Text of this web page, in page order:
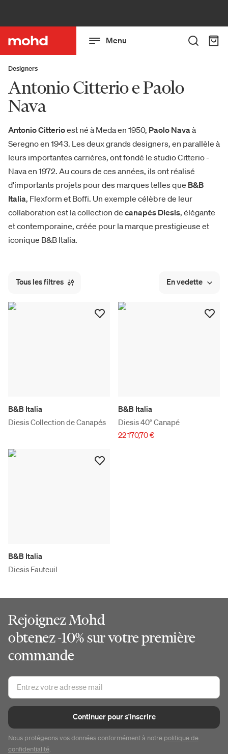
Menu
Designers
Antonio Citterio e Paolo
Nava
Antonio Citterioest né à Meda en 1950, Paolo Navaà
Seregno en 1943. Les deux grands designers, en parallèle à
leurs importantes carrières, ont fondé le studio Citterio -
Nava en 1972. Au cours de ces années, ils ont réalisé
d'importants projets pour des marques telles que B&B
Italia, Flexform et Boffi. Un exemple célèbre de leur
collaboration est la collection de canapés Diesis, élégante
et contemporaine, créée pour la marque prestigieuse et
iconique B&B Italia.
Tous les filtres En vedette
B&B Italia
Diesis Collection de Canapés
B&B Italia
Diesis 40° Canapé
22 170,70 €
B&B Italia
Diesis Fauteuil
Rejoignez Mohd
obtenez -10% sur votre première
commande
Continuer pour s'inscrire
Nous protégeons vos données conformément à notre politique de
confidentialité.